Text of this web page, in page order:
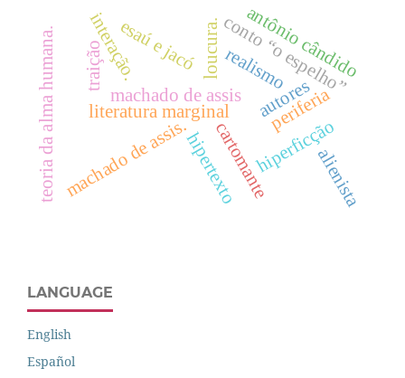
realismo
machado de assis
esaú e jacó
literatura marginal autores
periferia
cartomante
traição
machado de assis.
conto “o espelho”
teoria da alma humana. hiperficção
hipertexto
interação. antônio cândido
loucura.
alienista
LANGUAGE
English
Español